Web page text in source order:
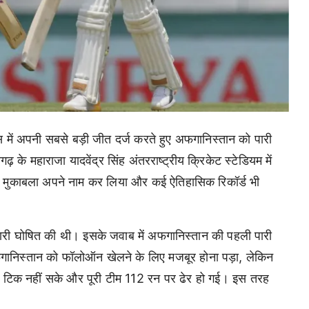
अपनी सबसे बड़ी जीत दर्ज करते हुए अफगानिस्तान को पारी
महाराजा यादवेंद्र सिंह अंतरराष्ट्रीय क्रिकेट स्टेडियम में
अपने नाम कर लिया और कई ऐतिहासिक रिकॉर्ड भी
घोषित की थी। इसके जवाब में अफगानिस्तान की पहली पारी
को फॉलोऑन खेलने के लिए मजबूर होना पड़ा, लेकिन
टिक नहीं सके और पूरी टीम 112 रन पर ढेर हो गई। इस तरह